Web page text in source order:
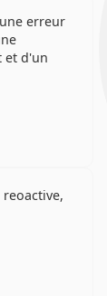
erreur
et d'un